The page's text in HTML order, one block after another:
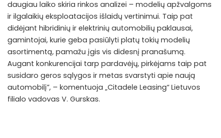
daugiau laiko skiria rinkos analizei – modelių apžvalgoms
ir ilgalaikių eksploatacijos išlaidų vertinimui. Taip pat
didėjant hibridinių ir elektrinių automobilių paklausai,
gamintojai, kurie geba pasiūlyti platų tokių modelių
asortimentą, pamažu įgis vis didesnį pranašumą.
Augant konkurencijai tarp pardavėjų, pirkėjams taip pat
susidaro geros sąlygos ir metas svarstyti apie naują
automobilį”, – komentuoja „Citadele Leasing“ Lietuvos
filialo vadovas V. Gurskas.